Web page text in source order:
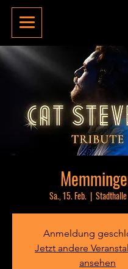
Sa., 15. Feb.
  |
Anmeldung
Jetzt andere
ansehen